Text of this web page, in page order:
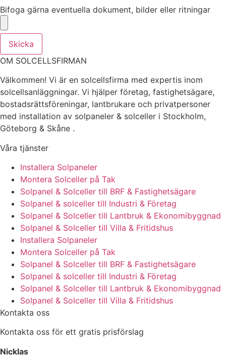
Bifoga gärna eventuella dokument, bilder eller ritningar
Skicka
OM SOLCELLSFIRMAN
Välkommen! Vi är en solcellsfirma med expertis inom
solcellsanläggningar. Vi hjälper företag, fastighetsägare,
bostadsrättsföreningar, lantbrukare och privatpersoner
med installation av solpaneler & solceller i Stockholm,
Göteborg & Skåne .
Våra tjänster
Installera Solpaneler
Montera Solceller på Tak
Solpanel & Solceller till BRF & Fastighetsägare
Solpanel & solceller till Industri & Företag
Solpanel & Solceller till Lantbruk & Ekonomibyggnad
Solpanel & Solceller till Villa & Fritidshus
Installera Solpaneler
Montera Solceller på Tak
Solpanel & Solceller till BRF & Fastighetsägare
Solpanel & solceller till Industri & Företag
Solpanel & Solceller till Lantbruk & Ekonomibyggnad
Solpanel & Solceller till Villa & Fritidshus
Kontakta oss
Kontakta oss för ett gratis prisförslag
Nicklas